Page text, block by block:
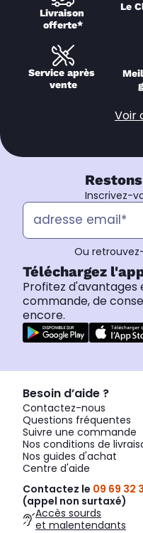
Livraison
offerte*
Le
Service après
vente
Voir
Inscrivez-
Ou
Téléchargez
Profitez d'avantages
commande, de
encore.
Besoin d’aide ?
Contactez-nous
Questions fréquentes
Suivre une commande
Nos conditions de
Nos guides d'achat
Centre d'aide
Contactez le 09 69 32
(appel non surtaxé)
Accès sourds
et malentendants